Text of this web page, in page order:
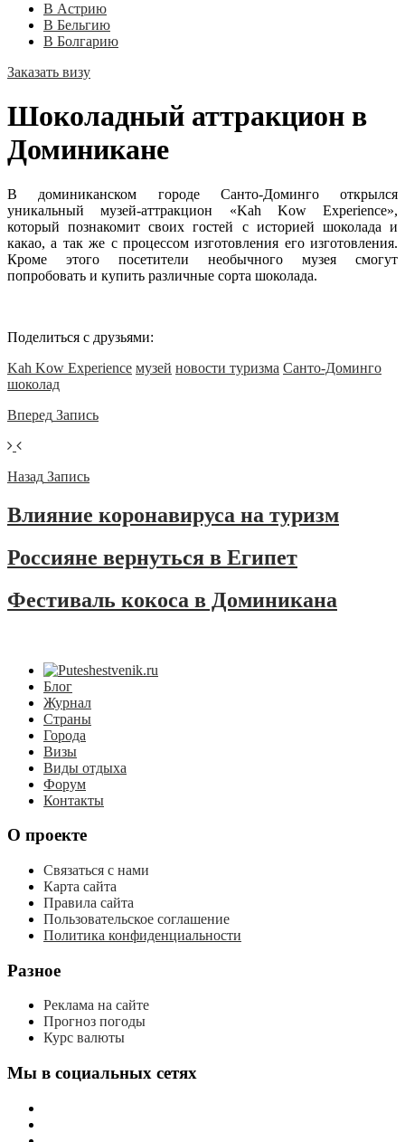
В Астрию
В Бельгию
В Болгарию
Заказать визу
Шоколадный аттракцион в
Доминикане
В доминиканском городе Санто-Доминго открылся
уникальный музей-аттракцион «Kah Kow Experience»,
который познакомит своих гостей с историей шоколада и
какао, а так же с процессом изготовления его изготовления.
Кроме этого посетители необычного музея смогут
попробовать и купить различные сорта шоколада.
Поделиться с друзьями:
Kah Kow Experience музей новости туризма Санто-Доминго
шоколад
Вперед Запись
Назад Запись
Влияние коронавируса на туризм
Россияне вернуться в Египет
Фестиваль кокоса в Доминикана
Блог
Журнал
Страны
Города
Визы
Виды отдыха
Форум
Контакты
О проекте
Связаться с нами
Карта сайта
Правила сайта
Пользовательское соглашение
Политика конфиденциальности
Разное
Реклама на сайте
Прогноз погоды
Курс валюты
Мы в социальных сетях